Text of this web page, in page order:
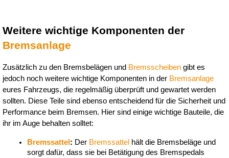
Bremsanlage
Zusätzlich zu den Bremsbelägen und Bremsscheiben gibt es
jedoch noch weitere wichtige Komponenten in der Bremsanlage
eures Fahrzeugs, die regelmäßig überprüft und gewartet werden
sollten. Diese Teile sind ebenso entscheidend für die Sicherheit und
Performance beim Bremsen. Hier sind einige wichtige Bauteile, die
ihr im Auge behalten solltet:
Bremssattel : Der Bremssattel hält die Bremsbeläge und
sorgt dafür, dass sie bei Betätigung des Bremspedals